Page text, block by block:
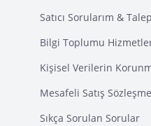
Satıcı Sorularım &
Bilgi Toplumu
Kişisel Verilerin
Mesafeli Satış
Sıkça Sorulan Sorular